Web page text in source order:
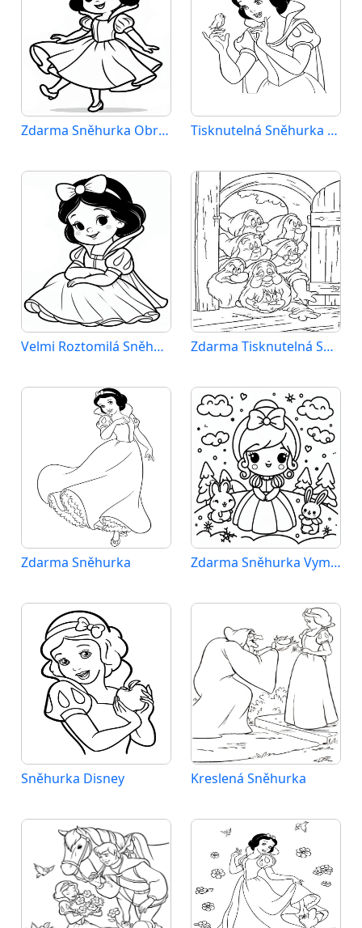
Zdarma Sněhurka Obrázek Tisknutelná Sněhurka Obrázek
Velmi Roztomilá Sněhurka Zdarma Tisknutelná Sněhurka
Zdarma Sněhurka Zdarma Sněhurka Vymalovatelné
Sněhurka Disney Kreslená Sněhurka